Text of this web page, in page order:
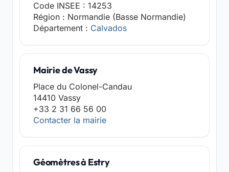
Code INSEE : 14253
Région : Normandie (Basse Normandie)
Département : Calvados
Mairie de Vassy
Place du Colonel-Candau
14410 Vassy
+33 2 31 66 56 00
Contacter la mairie
Géomètres à Estry